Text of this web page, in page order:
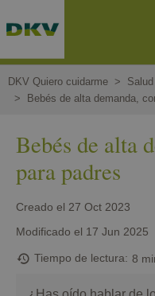
al
principal
DKV Quiero cuidarme
Bebés de alta demanda,
Bebés de alta
para padres
Creado el 27 Oct 2023
Modificado el 17 Jun 2025
Tiempo de lectura 8